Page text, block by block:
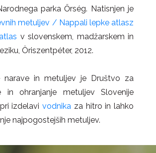
parka Őrség. Natisnjen je
metuljev / Nappali lepke atlasz
v slovenskem, madžarskem in
Öriszentpéter, 2012.
narave in metuljev je Društvo za
in ohranjanje metuljev Slovenije
izdelavivodnika za hitro in lahko
najpogostejših metuljev.